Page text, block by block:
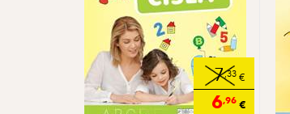
7,33 €
6,96 €